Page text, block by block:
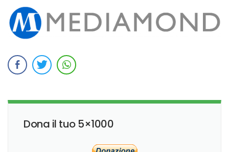
Dona il tuo 5×1000